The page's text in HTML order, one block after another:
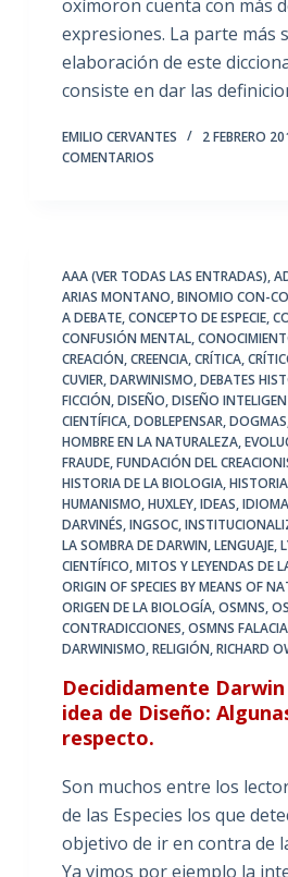
oxímoron cuenta con más
expresiones. La parte más
elaboración de este
consiste en dar las
EMILIO CERVANTES 2 FEBRERO
COMENTARIOS
AAA (VER TODAS LAS ENTRADAS),
ARIAS MONTANO,BINOMIO CON-
A DEBATE,CONCEPTO DE ESPECIE,
CONFUSIÓN MENTAL,
CREACIÓN,CREENCIA,CRÍTICA,
CUVIER,DARWINISMO,DEBATES
FICCIÓN,DISEÑO,DISEÑO
CIENTÍFICA,DOBLEPENSAR,DOGMAS
HOMBRE EN LA NATURALEZA,
FRAUDE,FUNDACIÓN DEL
HISTORIA DE LA BIOLOGIA,
HUMANISMO,HUXLEY,IDEAS,
DARVINÉS,INGSOC,
LA SOMBRA DE DARWIN,LENGUAJE,
CIENTÍFICO,MITOS Y LEYENDAS DE
ORIGIN OF SPECIES BY MEANS OF
ORIGEN DE LA BIOLOGÍA,OSMNS,
CONTRADICCIONES,OSMNS
DARWINISMO,RELIGIÓN,RICHARD
Decididamente
idea de Diseño:
respecto.
Son muchos entre los
de las Especies los que
objetivo de ir en contra de
Ya vimos por ejemplo la